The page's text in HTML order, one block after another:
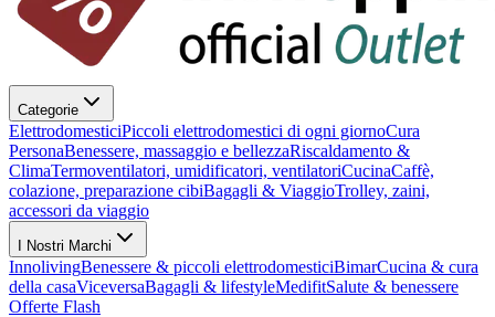
Categorie
ElettrodomesticiPiccoli elettrodomestici di ogni giornoCura
PersonaBenessere, massaggio e bellezzaRiscaldamento &
ClimaTermoventilatori, umidificatori, ventilatoriCucinaCaffè,
colazione, preparazione cibiBagagli & ViaggioTrolley, zaini,
accessori da viaggio
I Nostri Marchi
InnolivingBenessere & piccoli elettrodomesticiBimarCucina & cura
della casaViceversaBagagli & lifestyleMedifitSalute & benessere
Offerte Flash